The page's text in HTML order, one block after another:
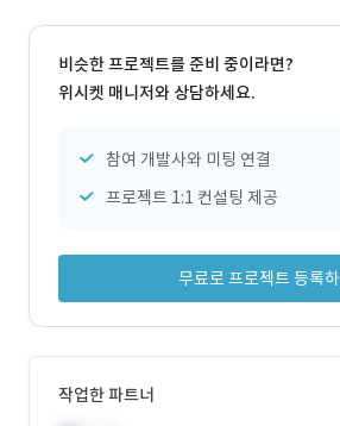
비슷한 프로젝트를 준비 중이라면?
위시켓 매니저와 상담하세요.
참여 개발사와 미팅 연결
프로젝트 1:1 컨설팅 제공
무료로 프로젝트 등록
작업한 파트너